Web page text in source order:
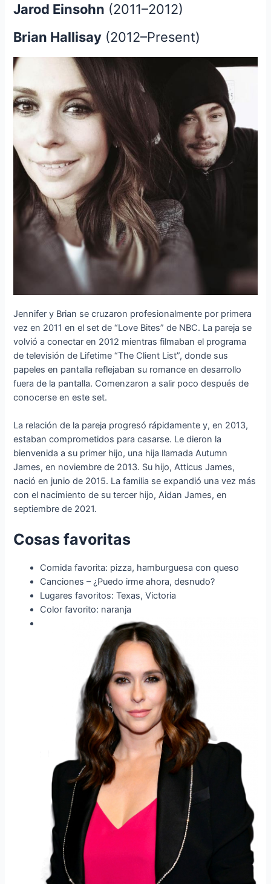
Jarod Einsohn (2011–2012)
Brian Hallisay (2012–Present)
Jennifer y Brian se cruzaron profesionalmente por primera
vez en 2011 en el set de “Love Bites” de NBC. La pareja se
volvió a conectar en 2012 mientras filmaban el programa
de televisión de Lifetime “The Client List”, donde sus
papeles en pantalla reflejaban su romance en desarrollo
fuera de la pantalla. Comenzaron a salir poco después de
conocerse en este set.
La relación de la pareja progresó rápidamente y, en 2013,
estaban comprometidos para casarse. Le dieron la
bienvenida a su primer hijo, una hija llamada Autumn
James, en noviembre de 2013. Su hijo, Atticus James,
nació en junio de 2015. La familia se expandió una vez más
con el nacimiento de su tercer hijo, Aidan James, en
septiembre de 2021.
Cosas favoritas
Comida favorita: pizza, hamburguesa con queso
Canciones – ¿Puedo irme ahora, desnudo?
Lugares favoritos: Texas, Victoria
Color favorito: naranja